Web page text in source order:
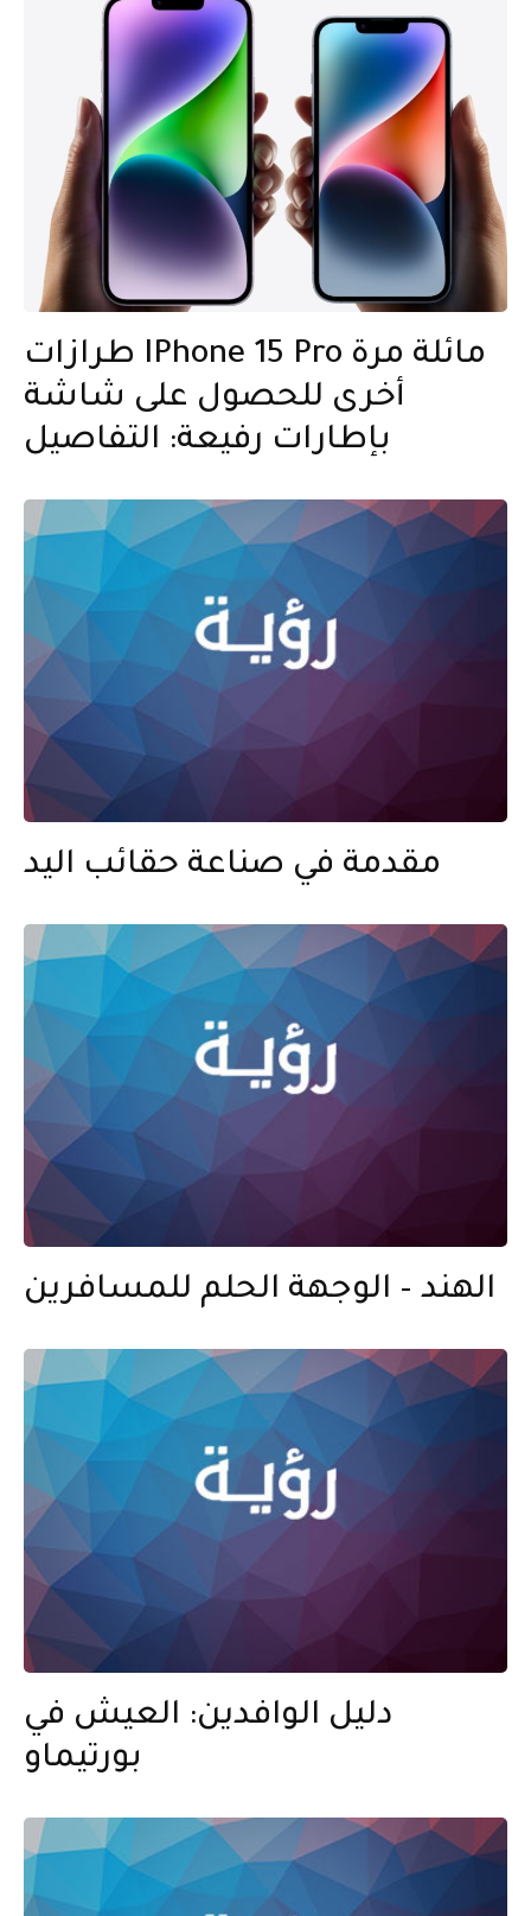
طرازات IPhone 15 Pro مائلة مرة
أخرى للحصول على شاشة
بإطارات رفيعة: التفاصيل
مقدمة في صناعة حقائب اليد
الهند – الوجهة الحلم للمسافرين
دليل الوافدين: العيش في
بورتيماو